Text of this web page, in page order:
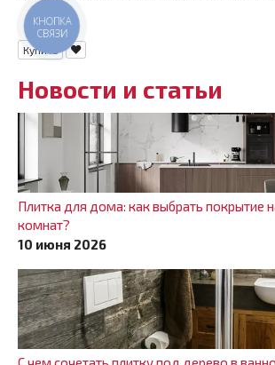
Купить
Новости и статьи
Плитка для дома: как выбрать покрытие
комнат?
10 июня 2026
КНОПКА
СВЯЗИ